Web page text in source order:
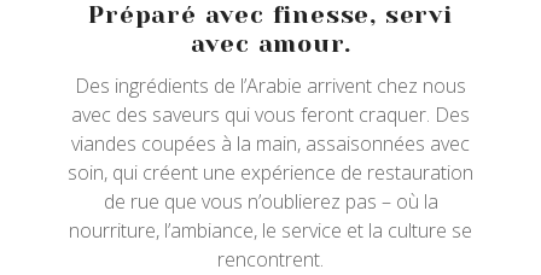
Préparé avec finesse, servi
avec amour.
Des ingrédients de l’Arabie arrivent chez nous
avec des saveurs qui vous feront craquer. Des
viandes coupées à la main, assaisonnées avec
soin, qui créent une expérience de restauration
de rue que vous n’oublierez pas – où la
nourriture, l’ambiance, le service et la culture se
rencontrent.